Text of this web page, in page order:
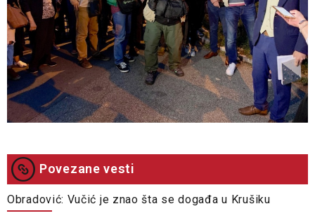
Povezane vesti
Obradović: Vučić je znao šta se događa u Krušiku